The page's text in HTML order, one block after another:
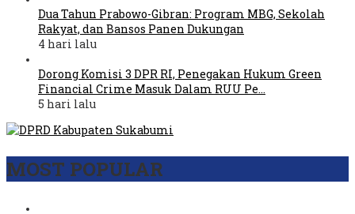
Dua Tahun Prabowo-Gibran: Program MBG, Sekolah
Rakyat, dan Bansos Panen Dukungan
4 hari lalu
Dorong Komisi 3 DPR RI, Penegakan Hukum Green
Financial Crime Masuk Dalam RUU Pe…
5 hari lalu
MOST POPULAR